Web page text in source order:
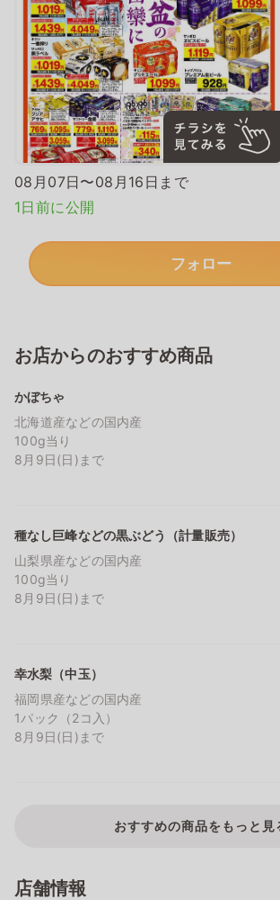
08月07日〜08月16日まで
1日前に公開
フォロー
お店からのおすすめ商品
かぼちゃ
北海道産などの国内産
100g当り
8月9日(日)まで
種なし巨峰などの黒ぶどう（計量販売）
山梨県産などの国内産
100g当り
8月9日(日)まで
幸水梨（中玉）
福岡県産などの国内産
1パック（2コ入）
8月9日(日)まで
おすすめの商品をもっと見
店舗情報